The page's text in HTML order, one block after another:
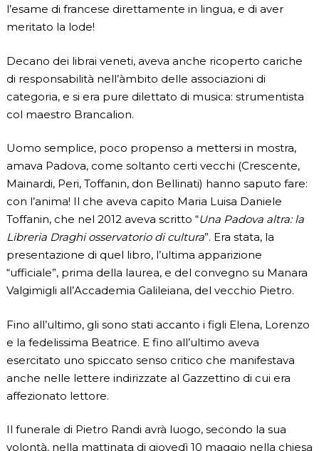
l’esame di francese direttamente in lingua, e di aver
meritato la lode!
Decano dei librai veneti, aveva anche ricoperto cariche
di responsabilità nell’àmbito delle associazioni di
categoria, e si era pure dilettato di musica: strumentista
col maestro Brancalion.
Uomo semplice, poco propenso a mettersi in mostra,
amava Padova, come soltanto certi vecchi (Crescente,
Mainardi, Peri, Toffanin, don Bellinati) hanno saputo fare:
con l’anima! Il che aveva capito Maria Luisa Daniele
Toffanin, che nel 2012 aveva scritto “Una Padova altra: la
Libreria Draghi osservatorio di cultura”. Era stata, la
presentazione di quel libro, l’ultima apparizione
“ufficiale”, prima della laurea, e del convegno su Manara
Valgimigli all’Accademia Galileiana, del vecchio Pietro.
Fino all’ultimo, gli sono stati accanto i figli Elena, Lorenzo
e la fedelissima Beatrice. E fino all’ultimo aveva
esercitato uno spiccato senso critico che manifestava
anche nelle lettere indirizzate al Gazzettino di cui era
affezionato lettore.
Il funerale di Pietro Randi avrà luogo, secondo la sua
volontà, nella mattinata di giovedì 10 maggio nella chiesa